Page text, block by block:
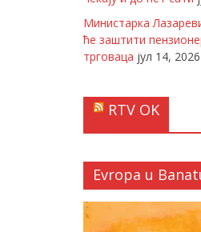
Министарка
ће заштити
трговаца јул 14, 2026
RTV OK
Evropa u